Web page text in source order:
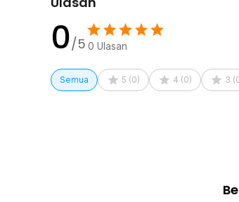
teh tahan panas. Di dalam teko ini, Anda
dengan saringan filter kaca pada bagian
untuk proses ekstrak yang optimal.
0/5 0 Ulasan
Semua 5 (0) 4 (0) 3 (